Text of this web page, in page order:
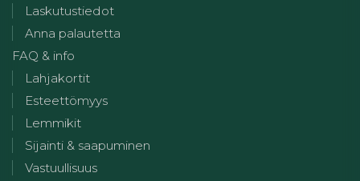
Laskutustiedot
Anna palautetta
FAQ & info
Lahjakortit
Esteettömyys
Lemmikit
Sijainti & saapuminen
Vastuullisuus